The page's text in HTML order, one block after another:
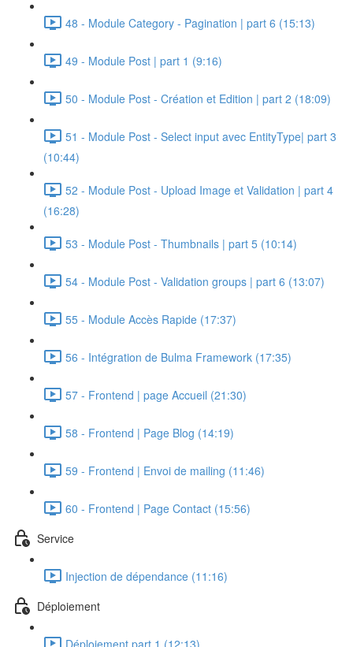
48 - Module Category - Pagination | part 6 (15:13)
49 - Module Post | part 1 (9:16)
50 - Module Post - Création et Edition | part 2 (18:09)
51 - Module Post - Select input avec EntityType| part 3
(10:44)
52 - Module Post - Upload Image et Validation | part 4
(16:28)
53 - Module Post - Thumbnails | part 5 (10:14)
54 - Module Post - Validation groups | part 6 (13:07)
55 - Module Accès Rapide (17:37)
56 - Intégration de Bulma Framework (17:35)
57 - Frontend | page Accueil (21:30)
58 - Frontend | Page Blog (14:19)
59 - Frontend | Envoi de mailing (11:46)
60 - Frontend | Page Contact (15:56)
Service
Injection de dépendance (11:16)
Déploiement
Déploiement part 1 (12:13)